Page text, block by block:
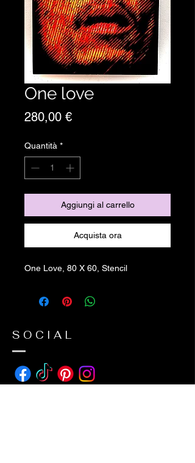
One love
280,00 €Prezzo
Quantità *
Aggiungi al carrello
Acquista ora
One Love, 80 X 60, Stencil
SOCIAL